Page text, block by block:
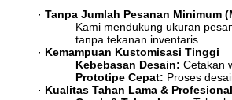
· Tanpa Jumlah Pesanan Minimum
Kami mendukung ukuran
tanpa tekanan inventaris.
· Kemampuan Kustomisasi Tinggi
Kebebasan Desain: Cetakan
Prototipe Cepat:
Proses
· Kualitas Tahan Lama & Profesional